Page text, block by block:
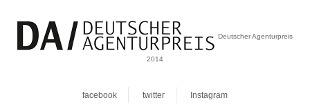
Deutscher Agenturpreis
2014
facebook twitter Instagram